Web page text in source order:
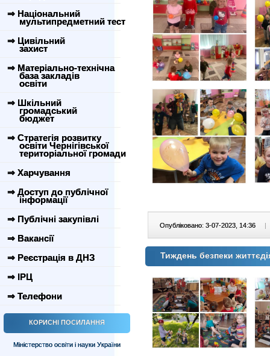
⇒ Національний
мультипредметний тест
⇒ Цивільний
захист
⇒ Матеріально-технічна
база закладів
освіти
⇒ Шкільний
громадський
бюджет
⇒ Стратегія розвитку
освіти Чернігівської
територіальної громади
⇒ Харчування
⇒ Доступ до публічної
інформації
⇒ Публічні закупівлі
⇒ Вакансії
⇒ Реєстрація в ДНЗ
⇒ ІРЦ
⇒ Телефони
КОРИСНІ ПОСИЛАННЯ
Міністерство освіти і науки України
Опубліковано: 3-07-2023, 14:36 |
Тиждень безпеки